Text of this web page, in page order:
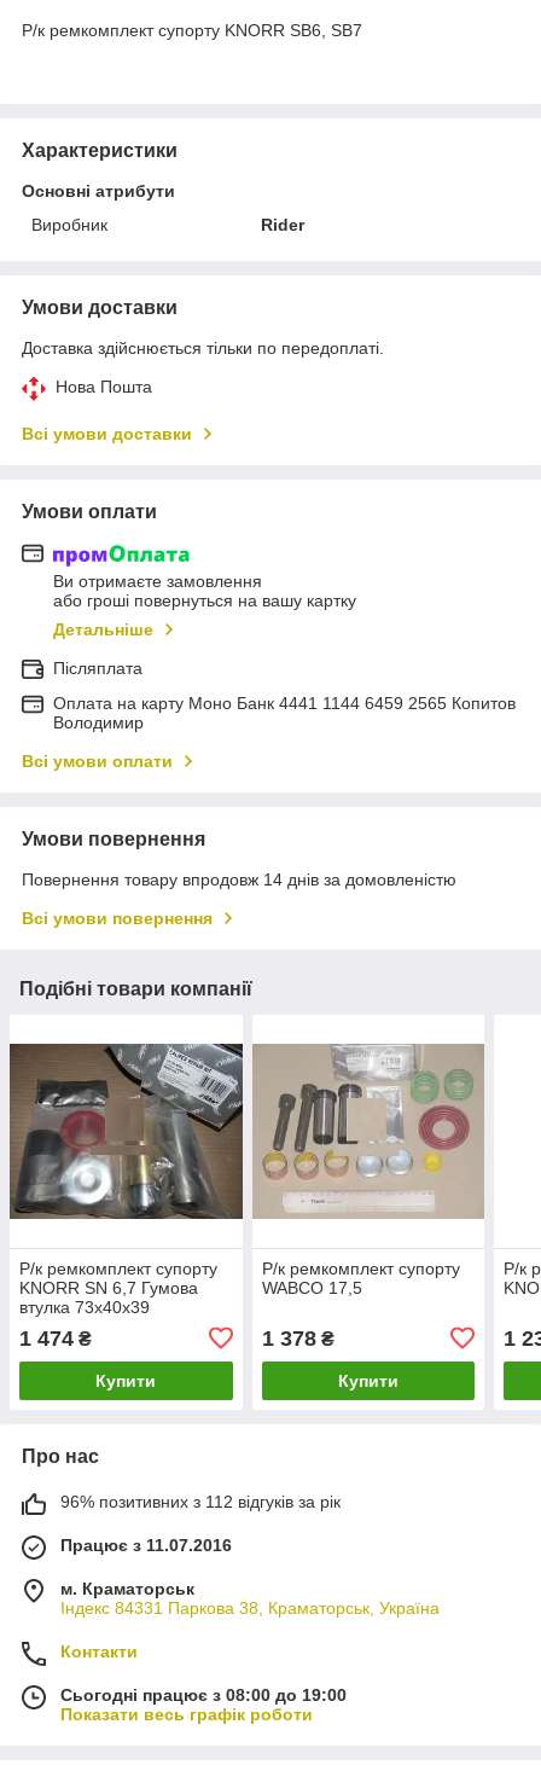
Р/к ремкомплект супорту KNORR SB6, SB7
Характеристики
Основні атрибути
Виробник
Rider
Умови доставки
Доставка здійснюється тільки по передоплаті.
Нова Пошта
Всі умови доставки
Умови оплати
Ви отримаєте замовлення
або гроші повернуться на вашу картку
Детальніше
Післяплата
Оплата на карту Моно Банк 4441 1144 6459 2565 Копитов
Володимир
Всі умови оплати
Умови повернення
Повернення товару впродовж 14 днів за домовленістю
Всі умови повернення
Подібні товари компанії
Р/к ремкомплект супорту
KNORR SN 6,7 Гумова
втулка 73х40х39
1 474 ₴
Купити
Р/к ремкомплект супорту
WABCO 17,5
1 378₴
Купити
Р/к
1
Про нас
96% позитивних з 112 відгуків за рік
Працює з 11.07.2016
м. Краматорськ
Індекс 84331 Паркова 38, Краматорськ, Україна
Контакти
Сьогодні працює з 08:00 до 19:00
Показати весь графік роботи